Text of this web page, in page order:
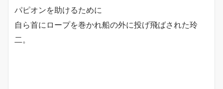
パピオンを助けるために
自ら首にロープを巻かれ船の外に投げ飛ばされた玲
二。